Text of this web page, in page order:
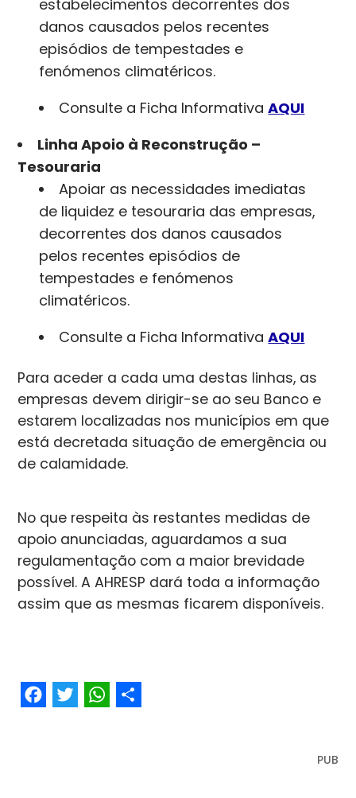
estabelecimentos decorrentes dos
danos causados pelos recentes
episódios de tempestades e
fenómenos climatéricos.
Consulte a Ficha InformativaAQUI
Linha Apoio à Reconstrução –
Tesouraria
Apoiar as necessidades imediatas
de liquidez e tesouraria das empresas,
decorrentes dos danos causados
pelos recentes episódios de
tempestades e fenómenos
climatéricos.
Consulte a Ficha InformativaAQUI
Para aceder a cada uma destas linhas, as
empresas devem dirigir-se ao seu Banco e
estarem localizadas nos municípios em que
está decretada situação de emergência ou
de calamidade.
No que respeita às restantes medidas de
apoio anunciadas, aguardamos a sua
regulamentação com a maior brevidade
possível. A AHRESP dará toda a informação
assim que as mesmas ficarem disponíveis.
Facebook
TwitterWhatsApp
PUB